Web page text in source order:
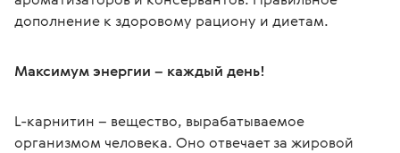
дополнение к здоровому рациону и диетам.
Максимум энергии – каждый день!
L-карнитин – вещество, вырабатываемое
организмом человека. Оно отвечает за жировой